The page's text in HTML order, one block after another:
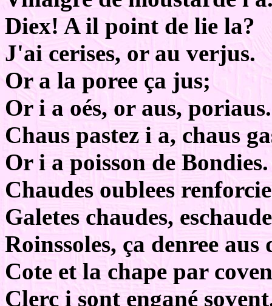
Diex! A il point de lie la?
J'ai cerises, or au verjus.
Or a la poree ça jus;
Or i a oés, or aus, poriaus.
Chaus pastez i a, chaus
Or i a poisson de Bondies.
Chaudes oublees
Galetes chaudes,
Roinssoles, ça denree aus
Cote et la chape par
Clerc i sont engané